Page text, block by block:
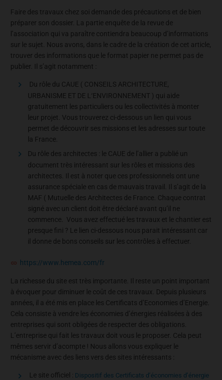
Faire des travaux chez soi demande des précautions et de bien
préparer son dossier. La partie enquête de la revue de
l’association qui va paraître contiendra beaucoup d’informations
sur le sujet. Nous avons, dans le cadre de la création de cet article,
trouver des informations que le format papier ne permet pas de
publier. Il s’agit notamment :
Du rôle du CAUE ( CONSEILS ARCHITECTURE,
URBANISME ET DE L‘ENVIRONNEMENT ) qui aide
gratuitement les particuliers ou les collectivités à monter
leur projet. Vous trouverez ci-dessous un lien qui vous
permet de découvrir ses missions et les adresses sur toute
la France.
Du rôle des architectes : le CAUE de l’allier a publié un
document très intéressant sur les rôles et missions des
architectes. Il est à noter que ces professionnels ont une
assurance spéciale en cas de mauvais travail. Il s’agit de la
MAF ( Mutuelle des Architectes de France. Chaque contrat
signé avec un client doit être déclaré avant qu’il ne
commence. Vous avez effectué les travaux et le chantier est
presque fini ? Le lien ci-dessous nous parait intéressant car
il donne de bons conseils sur les contrôles à effectuer.
https://www.hemea.com/fr
La richesse du site est très importante. Il reste un point important
à évoquer pour diminuer le coût de ces travaux. Depuis plusieurs
années, il a été mis en place les Certificats d’Economies d’Energie.
Cela consiste à vendre les économies d’énergies réalisées à des
entreprises qui sont obligées de respecter des obligations.
L’entreprise qui fait les travaux doit vous le proposer. Cela peut
mêmes servir d’acompte ! Nous allons vous expliquer le
mécanisme avec des liens vers des sites intéressants :
Le site officiel : Dispositif des Certificats d’économies d’énergie